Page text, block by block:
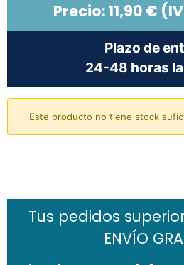
Precio:11,90 €
Plazo de
24-48 horas
Este producto no tiene stock
Tus pedidos
ENVÍO